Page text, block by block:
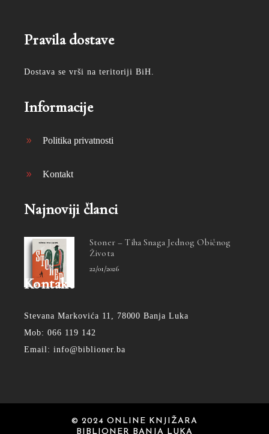
Pravila dostave
Dostava se vrši na teritoriji BiH.
Informacije
Politika privatnosti
Kontakt
Najnoviji članci
Stoner – Tiha Snaga Jednog Običnog
Života
22/01/2026
Kontakt
Stevana Markovića 11, 78000 Banja Luka
Mob: 066 119 142
Email: info@biblioner.ba
© 2024 ONLINE KNJIŽARA
BIBLIONER BANJA LUKA